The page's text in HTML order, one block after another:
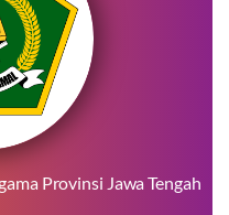
Provinsi Jawa Tengah